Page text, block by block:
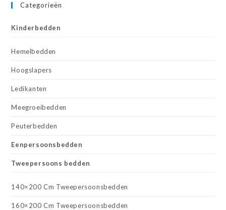
Categorieën
Kinderbedden
Hemelbedden
Hoogslapers
Ledikanten
Meegroeibedden
Peuterbedden
Eenpersoonsbedden
Tweepersoons bedden
140×200 Cm Tweepersoonsbedden
160×200 Cm Tweepersoonsbedden